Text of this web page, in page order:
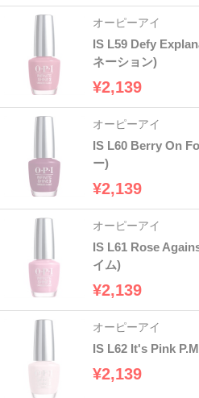
オーピーアイ
IS L59 Defy
ネーション)
¥2,139
オーピーアイ
IS L60 Berry On
ー)
¥2,139
オーピーアイ
IS L61 Rose
イム)
¥2,139
オーピーアイ
IS L62 It's Pink
¥2,139